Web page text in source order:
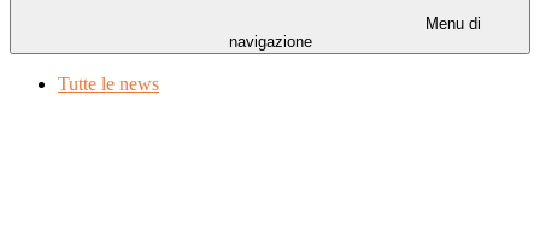
Menu di
navigazione
Tutte le news